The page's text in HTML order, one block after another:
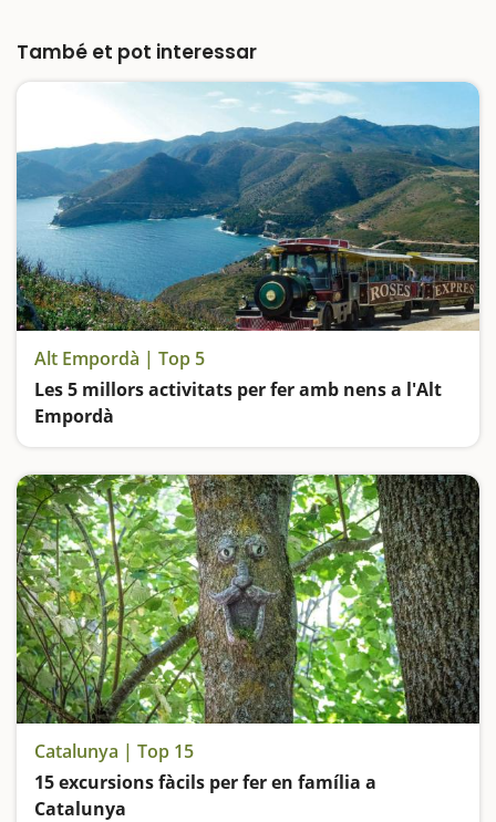
També et pot interessar
Alt Empordà | Top 5
Les 5 millors activitats per fer amb nens a l'Alt
Empordà
Catalunya | Top 15
15 excursions fàcils per fer en família a
Catalunya